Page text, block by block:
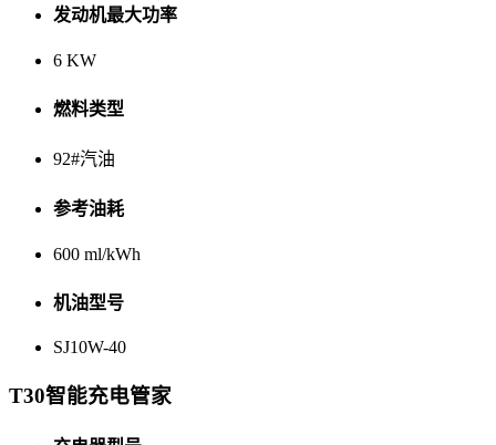
发动机最大功率
6 KW
燃料类型
92#汽油
参考油耗
600 ml/kWh
机油型号
SJ10W-40
T30智能充电管家